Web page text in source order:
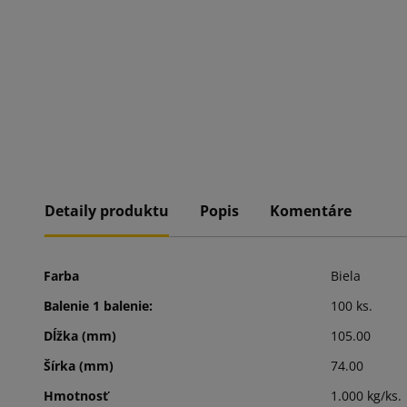
Detaily produktu Popis Komentáre
Farba
Biela
Balenie 1 balenie:
100 ks.
Dĺžka (mm)
105.00
Šírka (mm)
74.00
Hmotnosť
1.000 kg/ks.